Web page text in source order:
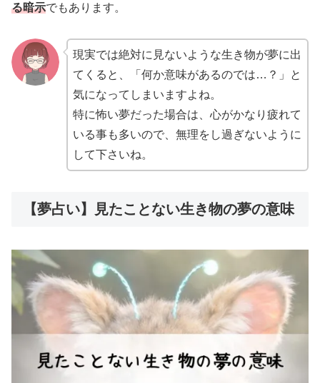
る暗示でもあります。
現実では絶対に見ないような生き物が夢に出
てくると、「何か意味があるのでは…？」と
気になってしまいますよね。
特に怖い夢だった場合は、心がかなり疲れて
いる事も多いので、無理をし過ぎないように
して下さいね。
【夢占い】見たことない生き物の夢の意味